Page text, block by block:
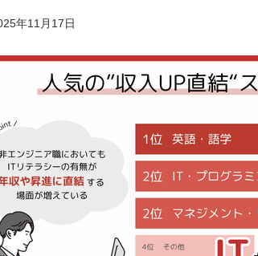
年11月17日